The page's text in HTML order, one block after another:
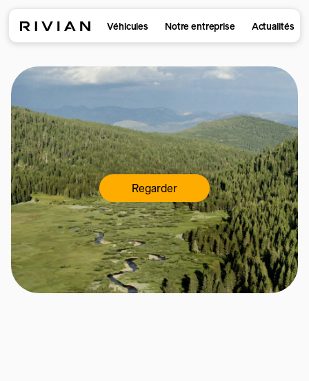
Véhicules Notre entreprise Actualités
Regarder